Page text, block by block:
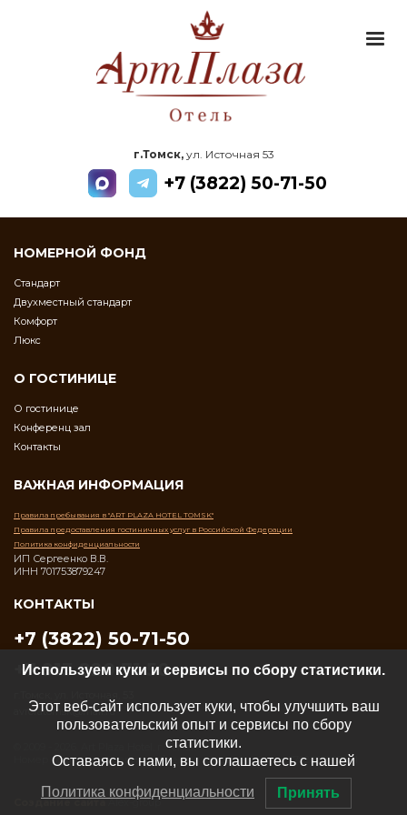
г.Томск,ул. Источная 53
+7 (3822) 50-71-50
НОМЕРНОЙ ФОНД
Стандарт
Двухместный стандарт
Комфорт
Люкс
О ГОСТИНИЦЕ
О гостинице
Конференц зал
Контакты
ВАЖНАЯ ИНФОРМАЦИЯ
Правила пребывания в "ART PLAZA HOTEL TOMSK"
Правила предоставления гостиничных услуг в Российской Федерации
Политика конфиденциальности
ИП Сергеенко В.В.
ИНН 701753879247
КОНТАКТЫ
+7 (3822) 50-71-50
+7 913 820 71 50
avroratomsk@mail.ru
© 2009 - 2026. Art Plaza Hotel, г. Томск
Номер реестровой записи объектов классификации С702025007461
Создание сайтаAlex-group
Используем куки и сервисы по сбору статистики.
Этот веб-сайт использует куки, чтобы улучшить ваш
пользовательский опыт и сервисы по сбору
статистики.
Оставаясь с нами, вы соглашаетесь с нашей
Политика конфиденциальности Принять